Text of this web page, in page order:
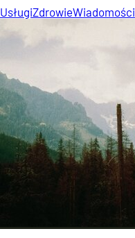
UsługiZdrowieWiadomości